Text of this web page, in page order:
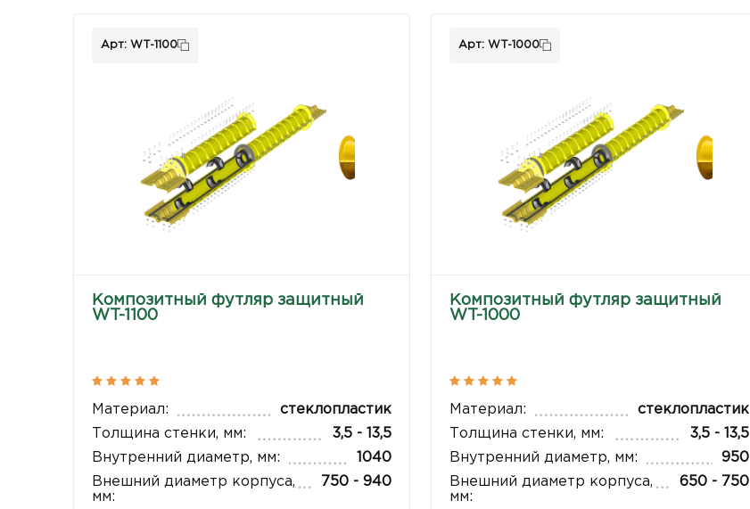
Арт: WT-1100
Композитный футляр защитный
WT-1100
Материал:
стеклопластик
Толщина стенки, мм:
3,5 - 13,5
Внутренний диаметр, мм:
1040
Внешний диаметр корпуса,
мм:
750 - 940
Арт: WT-1000
Композитный футляр защитный
WT-1000
Материал:
стеклопластик
Толщина стенки, мм:
3,5 - 13,5
Внутренний диаметр, мм:
950
Внешний диаметр корпуса,
мм:
650 - 750